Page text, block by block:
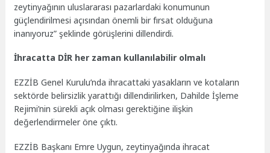
zeytinyağının uluslararası pazarlardaki konumunun
güçlendirilmesi açısından önemli bir fırsat olduğuna
inanıyoruz” şeklinde görüşlerini dillendirdi.
İhracatta DİR her zaman kullanılabilir olmalı
EZZİB Genel Kurulu’nda ihracattaki yasakların ve kotaların
sektörde belirsizlik yarattığı dillendirilirken, Dahilde İşleme
Rejimi’nin sürekli açık olması gerektiğine ilişkin
değerlendirmeler öne çıktı.
EZZİB Başkanı Emre Uygun, zeytinyağında ihracat